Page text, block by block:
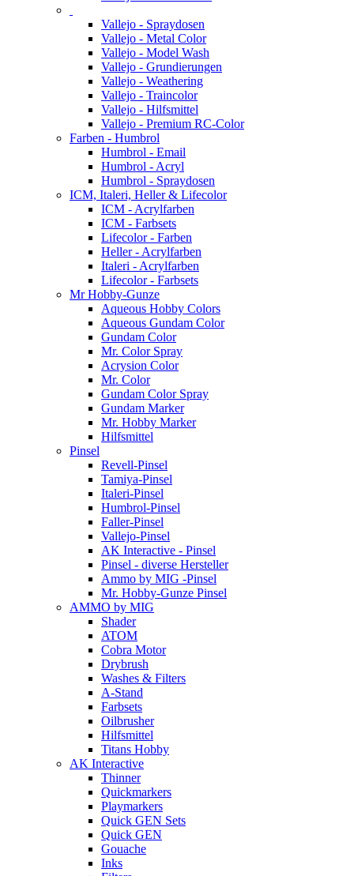
Vallejo - Spraydosen
Vallejo - Metal Color
Vallejo - Model Wash
Vallejo - Grundierungen
Vallejo - Weathering
Vallejo - Traincolor
Vallejo - Hilfsmittel
Vallejo - Premium RC-Color
Farben - Humbrol
Humbrol - Email
Humbrol - Acryl
Humbrol - Spraydosen
ICM, Italeri, Heller & Lifecolor
ICM - Acrylfarben
ICM - Farbsets
Lifecolor - Farben
Heller - Acrylfarben
Italeri - Acrylfarben
Lifecolor - Farbsets
Mr Hobby-Gunze
Aqueous Hobby Colors
Aqueous Gundam Color
Gundam Color
Mr. Color Spray
Acrysion Color
Mr. Color
Gundam Color Spray
Gundam Marker
Mr. Hobby Marker
Hilfsmittel
Pinsel
Revell-Pinsel
Tamiya-Pinsel
Italeri-Pinsel
Humbrol-Pinsel
Faller-Pinsel
Vallejo-Pinsel
AK Interactive - Pinsel
Pinsel - diverse Hersteller
Ammo by MIG -Pinsel
Mr. Hobby-Gunze Pinsel
AMMO by MIG
Shader
ATOM
Cobra Motor
Drybrush
Washes & Filters
A-Stand
Farbsets
Oilbrusher
Hilfsmittel
Titans Hobby
AK Interactive
Thinner
Quickmarkers
Playmarkers
Quick GEN Sets
Quick GEN
Gouache
Inks